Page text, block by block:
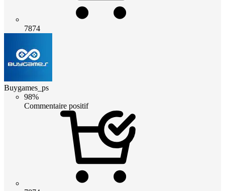
7874
Buygames_ps
98%
Commentaire positif